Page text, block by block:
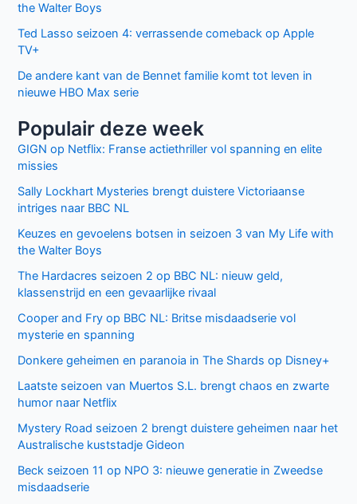
the Walter Boys
Ted Lasso seizoen 4: verrassende comeback op Apple
TV+
De andere kant van de Bennet familie komt tot leven in
nieuwe HBO Max serie
Populair deze week
GIGN op Netflix: Franse actiethriller vol spanning en elite
missies
Sally Lockhart Mysteries brengt duistere Victoriaanse
intriges naar BBC NL
Keuzes en gevoelens botsen in seizoen 3 van My Life with
the Walter Boys
The Hardacres seizoen 2 op BBC NL: nieuw geld,
klassenstrijd en een gevaarlijke rivaal
Cooper and Fry op BBC NL: Britse misdaadserie vol
mysterie en spanning
Donkere geheimen en paranoia in The Shards op Disney+
Laatste seizoen van Muertos S.L. brengt chaos en zwarte
humor naar Netflix
Mystery Road seizoen 2 brengt duistere geheimen naar het
Australische kuststadje Gideon
Beck seizoen 11 op NPO 3: nieuwe generatie in Zweedse
misdaadserie